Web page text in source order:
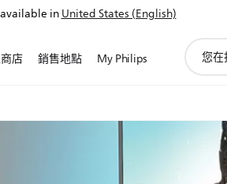
inUnited States (English)
店 銷售地點 My Philips